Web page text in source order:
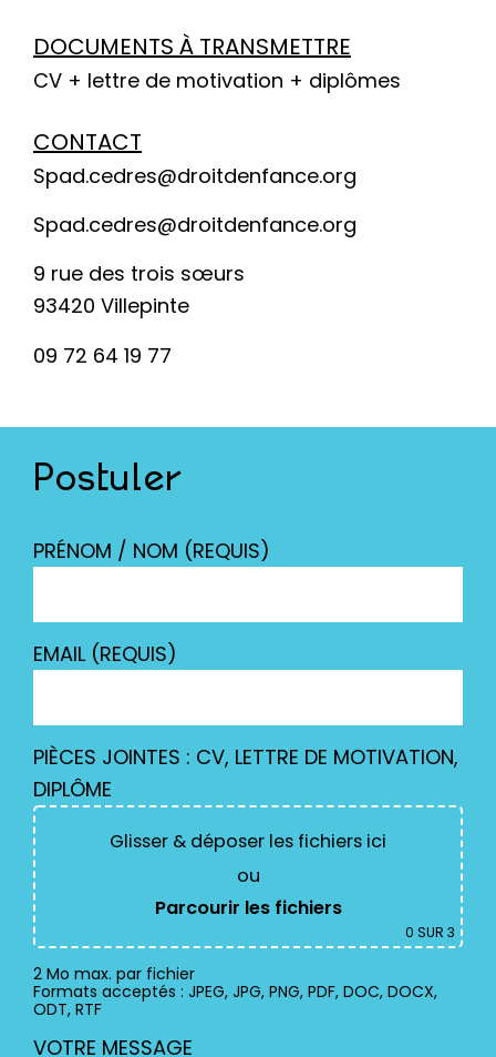
DOCUMENTS À TRANSMETTRE
CV + lettre de motivation + diplômes
CONTACT
Spad.cedres@droitdenfance.org
Spad.cedres@droitdenfance.org
9 rue des trois sœurs
93420 Villepinte
09 72 64 19 77
Postuler
PRÉNOM / NOM (REQUIS)
EMAIL (REQUIS)
PIÈCES JOINTES : CV, LETTRE DE MOTIVATION,
DIPLÔME
Glisser & déposer les fichiers ici
ou
Parcourir les fichiers
0 SUR 3
2 Mo max. par fichier
Formats acceptés : JPEG, JPG, PNG, PDF, DOC, DOCX,
ODT, RTF
VOTRE MESSAGE